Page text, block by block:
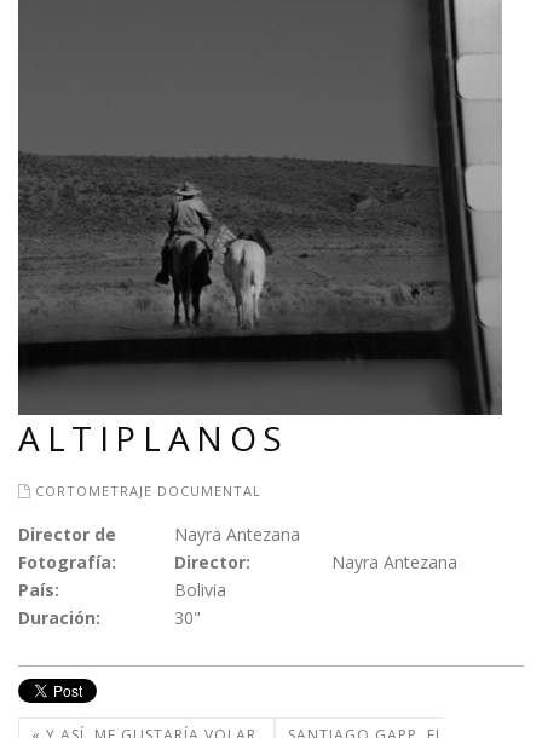
ALTIPLANOS
CORTOMETRAJE DOCUMENTAL
Director de
Fotografía:
Nayra Antezana
Director:
Nayra Antezana
País:
Bolivia
Duración:
30"